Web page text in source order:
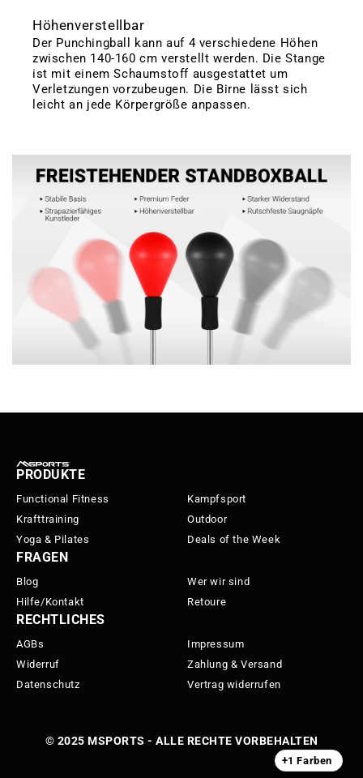
+1 Farben
Höhenverstellbar
Der Punchingball kann auf 4 verschiedene Höhen
zwischen 140-160 cm verstellt werden. Die Stange
ist mit einem Schaumstoff ausgestattet um
Verletzungen vorzubeugen. Die Birne lässt sich
leicht an jede Körpergröße anpassen.
PRODUKTE
Functional Fitness
Krafttraining
Yoga & Pilates
Kampfsport
Outdoor
Deals of the Week
FRAGEN
Blog
Hilfe/Kontakt
Wer wir sind
Retoure
RECHTLICHES
AGBs
Widerruf
Datenschutz
Impressum
Zahlung & Versand
Vertrag widerrufen
© 2025 MSPORTS - ALLE RECHTE VORBEHALTEN